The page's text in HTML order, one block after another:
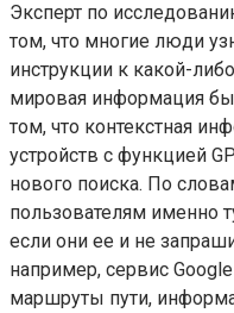
Эксперт по
том, что многие люди
инструкции к какой-
мировая информация
том, что контекстная
устройств с функцией
нового поиска. По
пользователям именно
если они ее и не
например, сервис
маршруты пути,